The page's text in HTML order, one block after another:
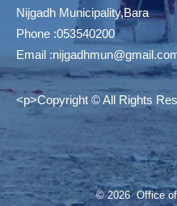
Nijgadh Municipality,Bara
Phone :053540200
Email :
<p>Copyright © All Rights
© 2026 Office